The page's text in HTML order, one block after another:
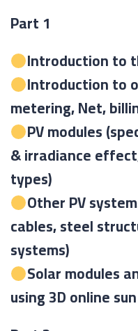
Part 1
Introduction to
Introduction to
metering, Net,
PV modules
& irradiance
types)
Other PV
cables, steel
systems)
Solar modules
using 3D online